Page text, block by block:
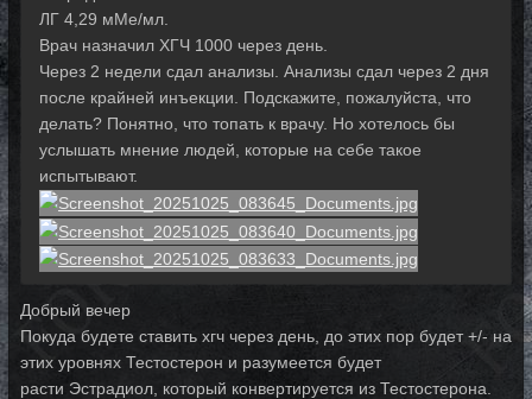
ЛГ 4,29 мМе/мл.
Врач назначил ХГЧ 1000 через день.
Через 2 недели сдал анализы. Анализы сдал через 2 дня
после крайней инъекции. Подскажите, пожалуйста, что
делать? Понятно, что топать к врачу. Но хотелось бы
услышать мнение людей, которые на себе такое
испытывают.
Добрый вечер
Покуда будете ставить хгч через день, до этих пор будет +/- на
этих уровнях Тестостерон и разумеется будет
расти Эстрадиол, который конвертируется из Тестостерона.